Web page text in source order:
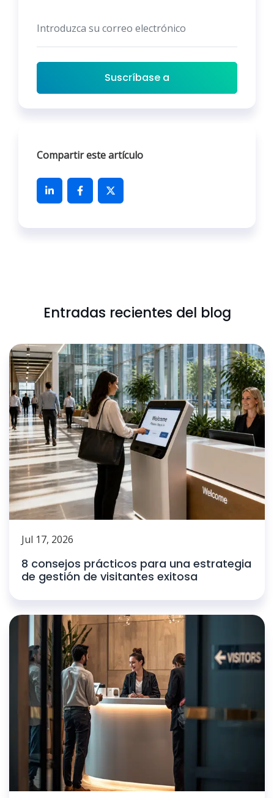
Suscríbase a
Compartir este artículo
Entradas recientes del blog
Jul 17, 2026
8 consejos prácticos para una estrategia
de gestión de visitantes exitosa